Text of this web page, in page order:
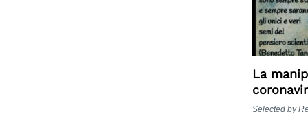
La
Selected by